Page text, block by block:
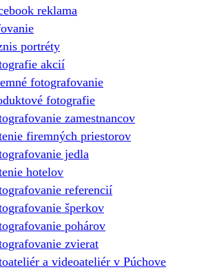
reklama
portréty
akcií
fotografovanie
fotografie
zamestnancov
firemných priestorov
jedla
hotelov
referencií
šperkov
pohárov
zvierat
a videoateliér v Púchove